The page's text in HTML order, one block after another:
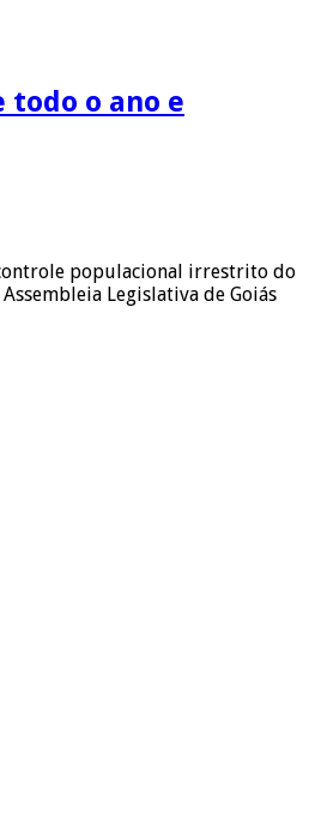
o ano e
populacional irrestrito do
Legislativa de Goiás